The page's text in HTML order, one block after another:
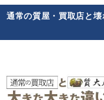
通常の質屋・買取店と